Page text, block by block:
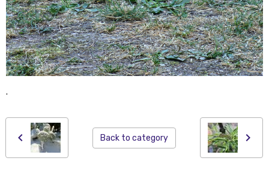
.
Back to category